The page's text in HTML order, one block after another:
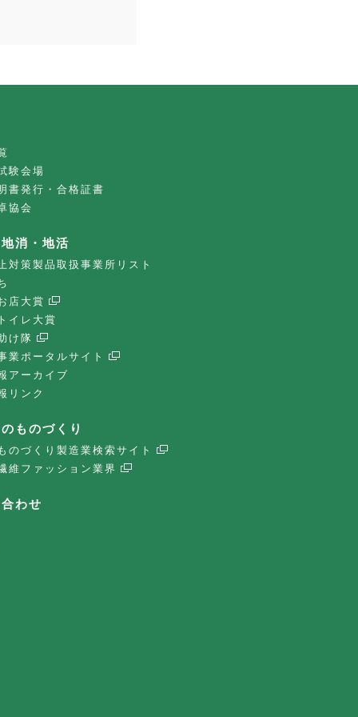
験会場
書発行・合格証書
協会
消・地活
対策製品取扱事業所リスト
店大賞
イレ大賞
け隊
業ポータルサイト
アーカイブ
リンク
ものづくり
のづくり製造業検索サイト
維ファッション業界
わせ